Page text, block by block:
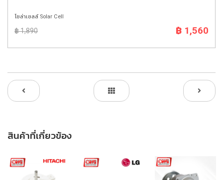
โซล่าเซลล์ Solar Cell
฿ 1,890 ฿ 1,560
สินค้าที่เกี่ยวข้อง